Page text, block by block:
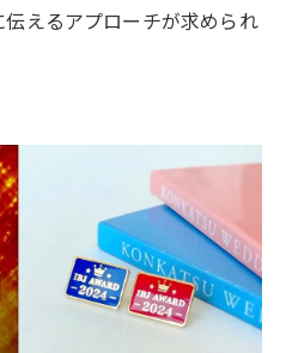
えるアプローチが求められ